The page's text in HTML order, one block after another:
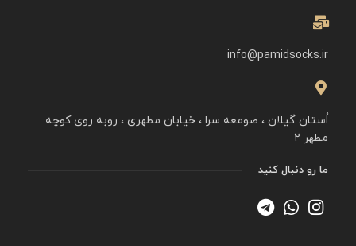
info@pamidsocks.ir
اُستان گیلان ، صومعه سرا ، خیابان مطهری ، روبه روی کوچه
مطهر ۲
ما رو دنبال کنید